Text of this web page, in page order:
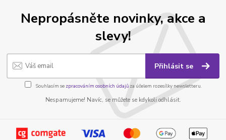
Nepropásněte novinky, akce a
slevy!
Přihlásit se
Souhlasím se zpracováním osobních údajůza účelem rozesílky newsletteru.
Nespamujeme! Navíc, se můžete se kdykoli odhlásit.